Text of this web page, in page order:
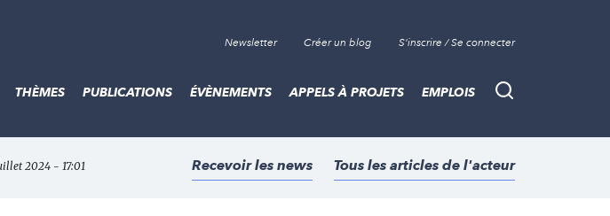
Newsletter Créer un blog S'inscrire / Se connecter
Recherche
THÈMES PUBLICATIONS ÉVÈNEMENTS APPELS À PROJETS EMPLOIS
2024 - 17:01 Recevoir les news Tous les articles de l'acteur